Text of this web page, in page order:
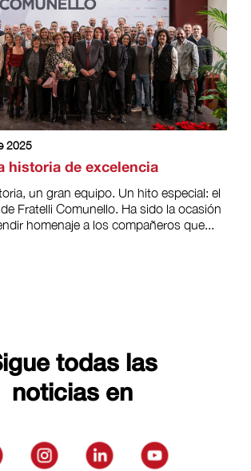
2025
historia de excelencia
un gran equipo. Un hito especial: el
Fratelli Comunello. Ha sido la ocasión
homenaje a los compañeros que...
todas las
noticias en